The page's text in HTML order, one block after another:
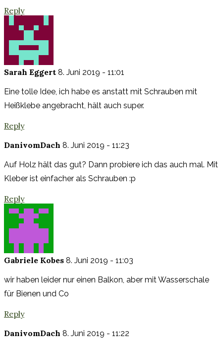
Reply
Sarah Eggert 8. Juni 2019 - 11:01
Eine tolle Idee, ich habe es anstatt mit Schrauben mit
Heißklebe angebracht, hält auch super.
Reply
DanivomDach 8. Juni 2019 - 11:23
Auf Holz hält das gut? Dann probiere ich das auch mal. Mit
Kleber ist einfacher als Schrauben :p
Reply
Gabriele Kobes 8. Juni 2019 - 11:03
wir haben leider nur einen Balkon, aber mit Wasserschale
für Bienen und Co
Reply
DanivomDach 8. Juni 2019 - 11:22